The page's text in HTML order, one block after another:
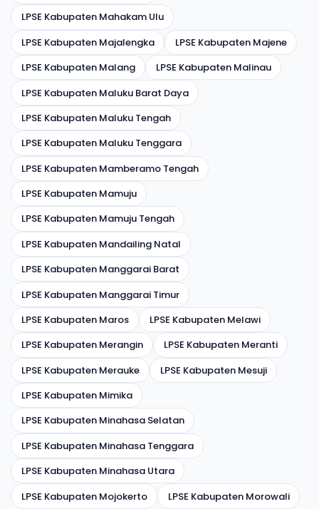
LPSE Kabupaten Mahakam Ulu
LPSE Kabupaten Majalengka
LPSE Kabupaten Majene
LPSE Kabupaten Malang
LPSE Kabupaten Malinau
LPSE Kabupaten Maluku Barat Daya
LPSE Kabupaten Maluku Tengah
LPSE Kabupaten Maluku Tenggara
LPSE Kabupaten Mamberamo Tengah
LPSE Kabupaten Mamuju
LPSE Kabupaten Mamuju Tengah
LPSE Kabupaten Mandailing Natal
LPSE Kabupaten Manggarai Barat
LPSE Kabupaten Manggarai Timur
LPSE Kabupaten Maros
LPSE Kabupaten Melawi
LPSE Kabupaten Merangin
LPSE Kabupaten Meranti
LPSE Kabupaten Merauke
LPSE Kabupaten Mesuji
LPSE Kabupaten Mimika
LPSE Kabupaten Minahasa Selatan
LPSE Kabupaten Minahasa Tenggara
LPSE Kabupaten Minahasa Utara
LPSE Kabupaten Mojokerto
LPSE Kabupaten Morowali